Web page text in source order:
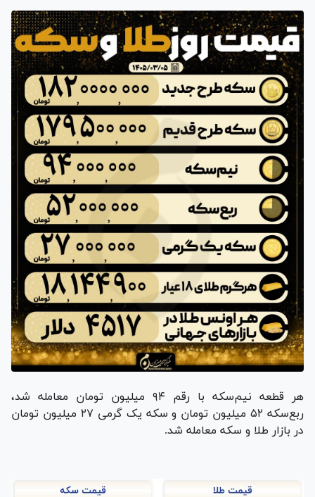
هر قطعه نیم‌سکه با رقم ۹۴ میلیون تومان معامله شد،
ربع‌سکه ۵۲ میلیون تومان و سکه یک گرمی ۲۷ میلیون تومان
در بازار طلا و سکه معامله شد.